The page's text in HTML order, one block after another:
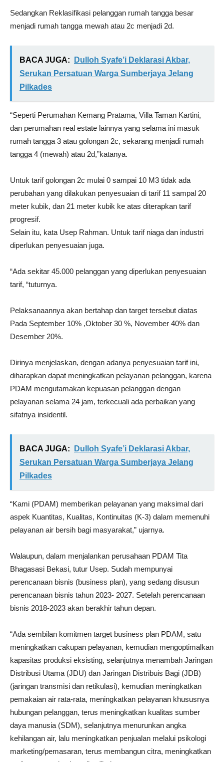
Sedangkan Reklasifikasi pelanggan rumah tangga besar
menjadi rumah tangga mewah atau 2c menjadi 2d.
BACA JUGA:
Dulloh Syafe’i Deklarasi Akbar,
Serukan Persatuan Warga Sumberjaya Jelang
Pilkades
“Seperti Perumahan Kemang Pratama, Villa Taman Kartini,
dan perumahan real estate lainnya yang selama ini masuk
rumah tangga 3 atau golongan 2c, sekarang menjadi rumah
tangga 4 (mewah) atau 2d,”katanya.
Untuk tarif golongan 2c mulai 0 sampai 10 M3 tidak ada
perubahan yang dilakukan penyesuaian di tarif 11 sampal 20
meter kubik, dan 21 meter kubik ke atas diterapkan tarif
progresif.
Selain itu, kata Usep Rahman. Untuk tarif niaga dan industri
diperlukan penyesuaian juga.
“Ada sekitar 45.000 pelanggan yang diperlukan penyesuaian
tarif, “tuturnya.
Pelaksanaannya akan bertahap dan target tersebut diatas
Pada September 10% ,Oktober 30 %, November 40% dan
Desember 20%.
Dirinya menjelaskan, dengan adanya penyesuaian tarif ini,
diharapkan dapat meningkatkan pelayanan pelanggan, karena
PDAM mengutamakan kepuasan pelanggan dengan
pelayanan selama 24 jam, terkecuali ada perbaikan yang
sifatnya insidentil.
BACA JUGA:
Dulloh Syafe’i Deklarasi Akbar,
Serukan Persatuan Warga Sumberjaya Jelang
Pilkades
“Kami (PDAM) memberikan pelayanan yang maksimal dari
aspek Kuantitas, Kualitas, Kontinuitas (K-3) dalam memenuhi
pelayanan air bersih bagi masyarakat,” ujarnya.
Walaupun, dalam menjalankan perusahaan PDAM Tita
Bhagasasi Bekasi, tutur Usep. Sudah mempunyai
perencanaan bisnis (business plan), yang sedang disusun
perencanaan bisnis tahun 2023- 2027. Setelah perencanaan
bisnis 2018-2023 akan berakhir tahun depan.
“Ada sembilan komitmen target business plan PDAM, satu
meningkatkan cakupan pelayanan, kemudian mengoptimalkan
kapasitas produksi eksisting, selanjutnya menambah Jaringan
Distribusi Utama (JDU) dan Jaringan Distribuis Bagi (JDB)
(jaringan transmisi dan retikulasi), kemudian meningkatkan
pemakaian air rata-rata, meningkatkan pelayanan khususnya
hubungan pelanggan, terus meningkatkan kualitas sumber
daya manusia (SDM), selanjutnya menurunkan angka
kehilangan air, lalu meningkatkan penjualan melalui psikologi
marketing/pemasaran, terus membangun citra, meningkatkan